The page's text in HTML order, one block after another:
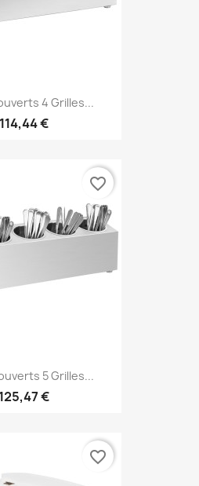
4 Grilles...
114,44 €
5 Grilles...
125,47 €
favorite_border
favorite_border